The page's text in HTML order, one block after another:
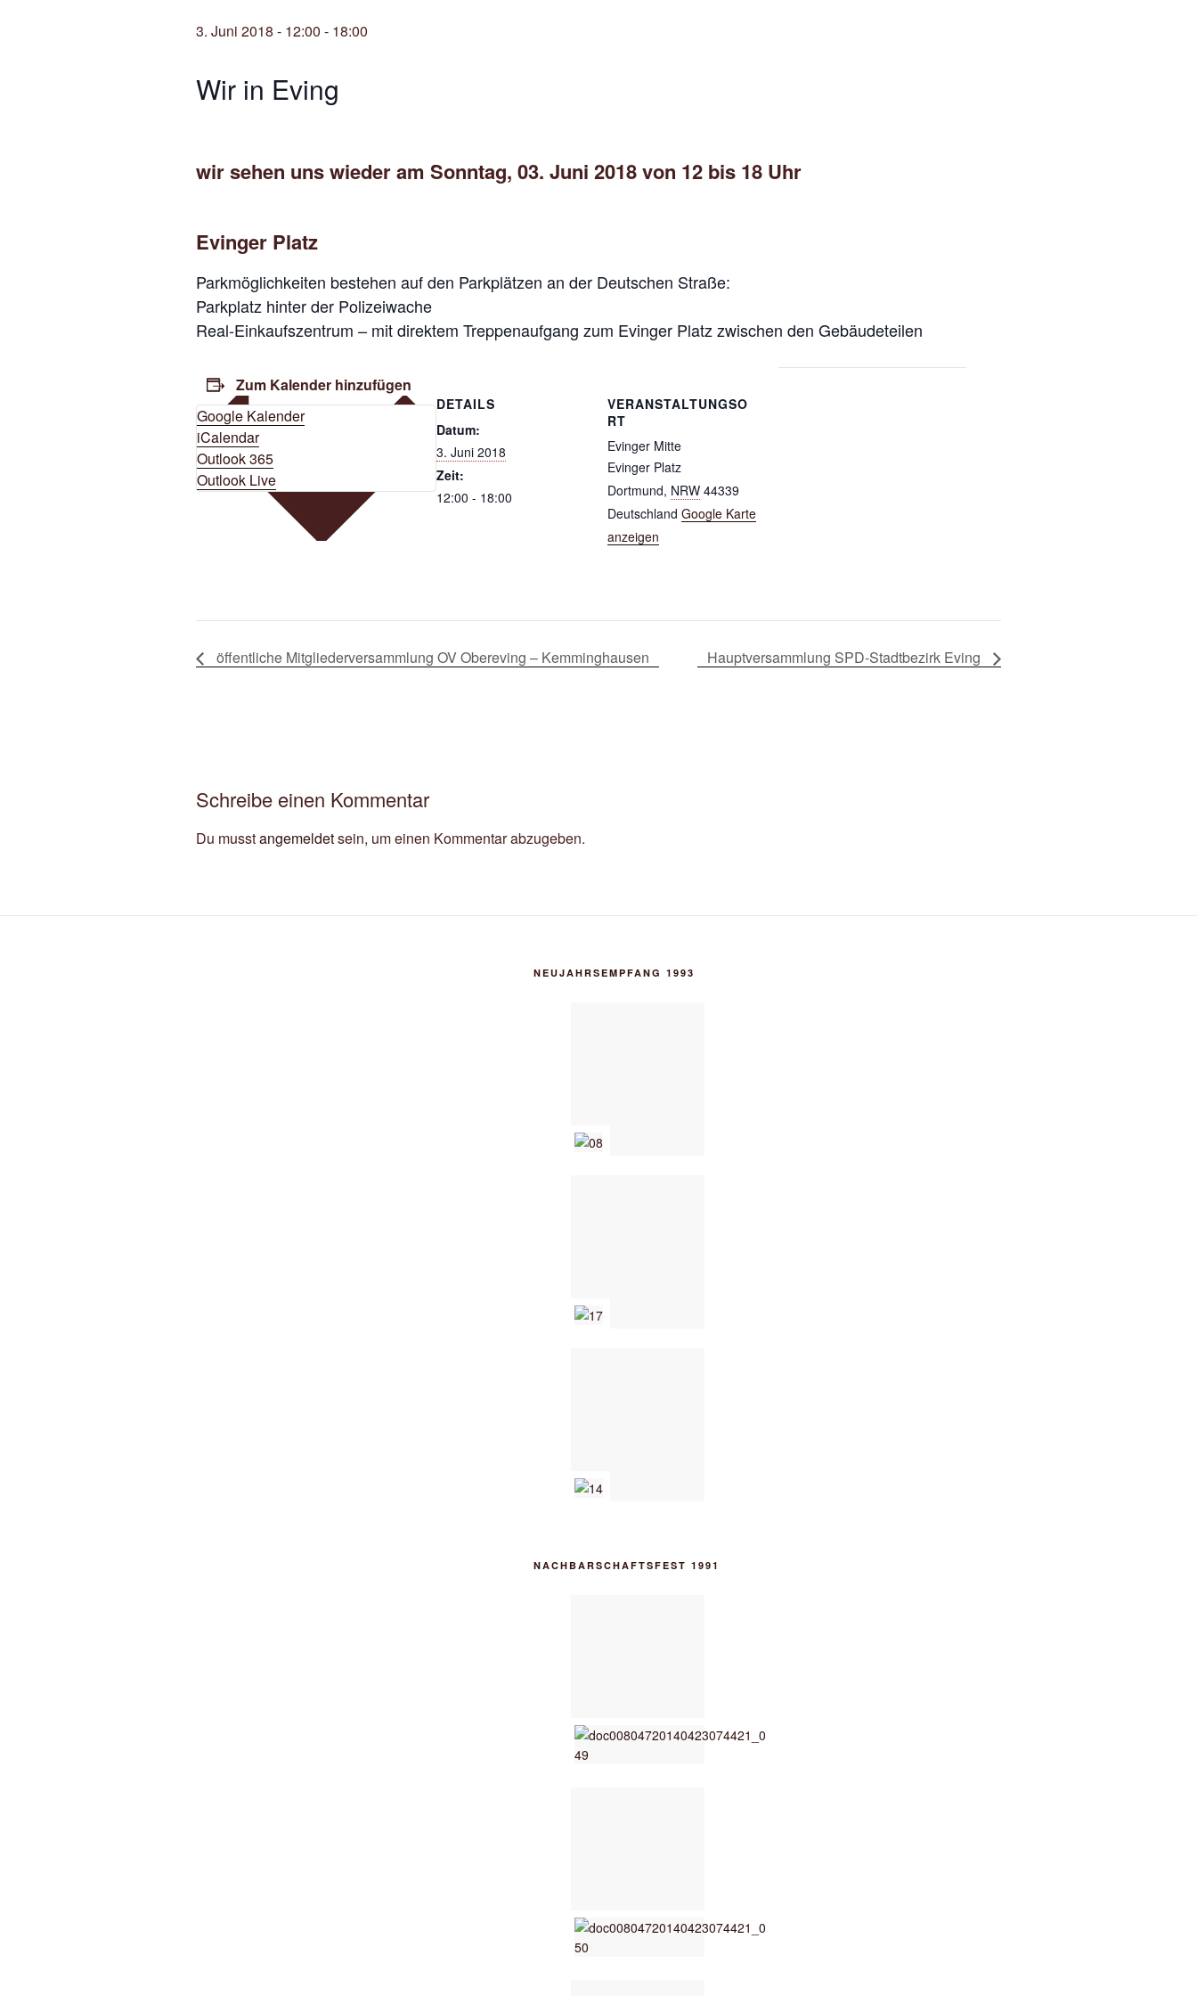
3. Juni 2018 - 12:00 - 18:00
Wir in Eving
wir sehen uns wieder am Sonntag, 03. Juni 2018 von 12 bis 18 Uhr
Evinger Platz
Parkmöglichkeiten bestehen auf den Parkplätzen an der Deutschen Straße:
Parkplatz hinter der Polizeiwache
Real-Einkaufszentrum – mit direktem Treppenaufgang zum Evinger Platz zwischen den Gebäudeteilen
Zum Kalender hinzufügen
Google Kalender
iCalendar
Outlook 365
Outlook Live
DETAILS
Datum:
3. Juni 2018
Zeit:
12:00 - 18:00
VERANSTALTUNGSO
RT
Evinger Mitte
Evinger Platz
Dortmund, NRW 44339
Deutschland Google Karte
anzeigen
öffentliche Mitgliederversammlung OV Obereving – Kemminghausen Hauptversammlung SPD-Stadtbezirk Eving
Schreibe einen Kommentar
Du musstangemeldetsein, um einen Kommentar abzugeben.
NEUJAHRSEMPFANG 1993
NACHBARSCHAFTSFEST 1991